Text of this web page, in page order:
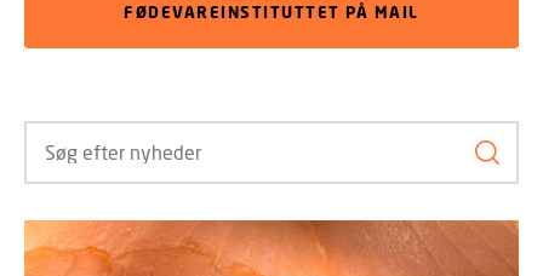
FØDEVAREINSTITUTTET PÅ MAIL
Søg